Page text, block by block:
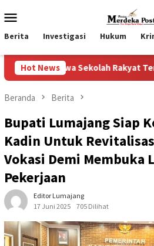
ke
kontenMobile
Berita Investigasi Hukum
Hot News
Sekolah Rakyat Terintegrasi 74
Beranda Berita
Bupati Lumajang Siap
Kadin Untuk
Vokasi Demi Membuka
Pekerjaan
Editor Lumajang
17 Juni 2025
705 Dilihat